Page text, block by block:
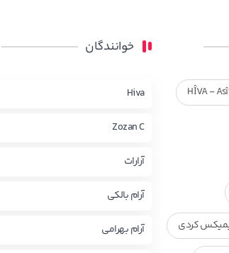
HÎVA -
کردی
خوانندگان
Hiva
Zozan C
آرارات
آرام بالکی
آرام بهرامی